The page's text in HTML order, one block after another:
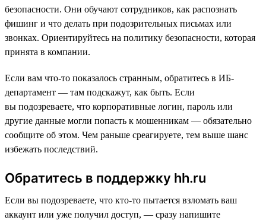
безопасности. Они обучают сотрудников, как распознать
фишинг и что делать при подозрительных письмах или
звонках. Ориентируйтесь на политику безопасности, которая
принята в компании.
Если вам что-то показалось странным, обратитесь в ИБ-
департамент — там подскажут, как быть. Если
вы подозреваете, что корпоративные логин, пароль или
другие данные могли попасть к мошенникам — обязательно
сообщите об этом. Чем раньше среагируете, тем выше шанс
избежать последствий.
Обратитесь в поддержку hh.ru
Если вы подозреваете, что кто-то пытается взломать ваш
аккаунт или уже получил доступ, — сразу напишите